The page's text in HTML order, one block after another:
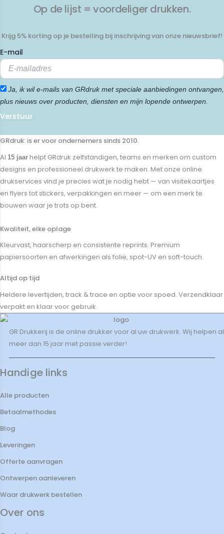
Op de lijst = voordeliger drukken.
Krijg 5% korting op je bestelling bij inschrijving van onze nieuwsbrief!
E-mail
Ja, ik wil e-mails van GRdruk met speciale aanbiedingen ontvangen,
plus nieuws over producten, diensten en mijn lopende ontwerpen.
Verstuur
GRdruk: is er voor ondernemers sinds 2010.
Al 15 jaar helpt GRdruk zelfstandigen, teams en merken om custom
designs en professioneel drukwerk te maken. Met onze online
drukservices vind je precies wat je nodig hebt — van visitekaartjes
en flyers tot stickers, verpakkingen en meer — om een merk te
bouwen waar je trots op bent.
Kwaliteit, elke oplage
Kleurvast, haarscherp en consistente reprints. Premium
papiersoorten en afwerkingen als folie, spot-UV en soft-touch.
Altijd op tijd
Heldere levertijden, track & trace en optie voor spoed. Verzendklaar
verpakt en klaar voor gebruik.
GR Drukkerij is de online drukker voor al uw drukwerk. Wij helpen al
meer dan 15 jaar met passie verder!
Handige links
Alle producten
Betaalmethodes
Blog
Leveringen
Offerte aanvragen
Ontwerpen aanleveren
Waar drukwerk bestellen
Over ons